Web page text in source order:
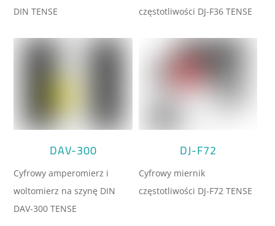
DIN TENSE
częstotliwości DJ-F36 TENSE
DAV-300
Cyfrowy amperomierz i
woltomierz na szynę DIN
DAV-300 TENSE
DJ-F72
Cyfrowy miernik
częstotliwości DJ-F72 TENSE